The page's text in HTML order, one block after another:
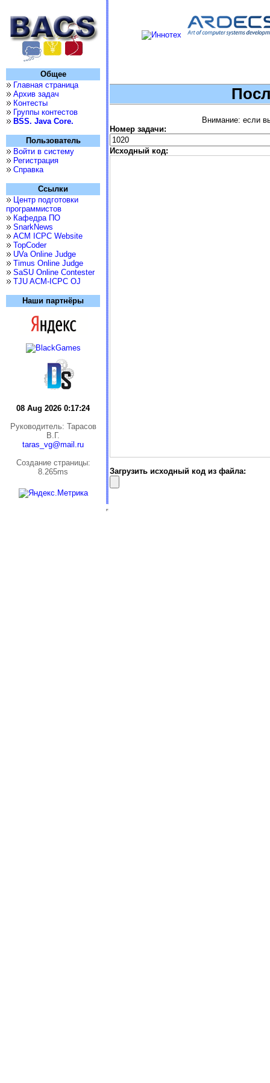
Общее
Главная страница
Архив задач
Контесты
Группы контестов
BSS. Java Core.
Пользователь
Войти в систему
Регистрация
Справка
Ссылки
Центр подготовки
программистов
Кафедра ПО
SnarkNews
ACM ICPC Website
TopCoder
UVa Online Judge
Timus Online Judge
SaSU Online Contester
TJU ACM-ICPC OJ
Наши партнёры
08 Aug 2026 0:17:25
Руководитель: Тарасов
В.Г.
taras_vg@mail.ru
Cоздание страницы:
8.265ms
Внимание: если
Номер задачи:
Исходный код:
Загрузить исходный код из файла: